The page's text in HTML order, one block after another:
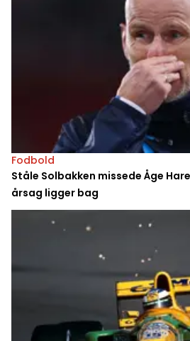
Fodbold
Ståle Solbakken missede Åge
årsag ligger bag